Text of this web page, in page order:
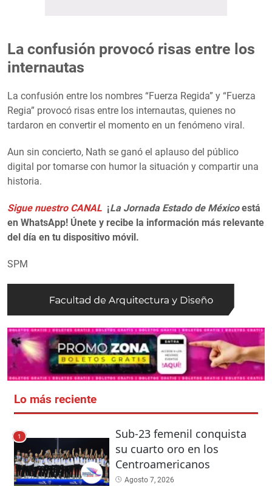
La confusión provocó risas entre los
internautas
La confusión entre los nombres “Fuerza Regida” y “Fuerza
Regia” provocó risas entre los internautas, quienes no
tardaron en convertir el momento en un fenómeno viral.
Aun sin concierto, Nath se ganó el aplauso del público
digital por tomarse con humor la situación y compartir una
historia.
Sigue nuestro CANAL ¡La Jornada Estado de Méxicoestá
en WhatsApp! Únete y recibe la información más relevante
del día en tu dispositivo móvil.
SPM
Lo más reciente
1
Sub-23 femenil conquista
su cuarto oro en los
Centroamericanos
Agosto 7, 2026